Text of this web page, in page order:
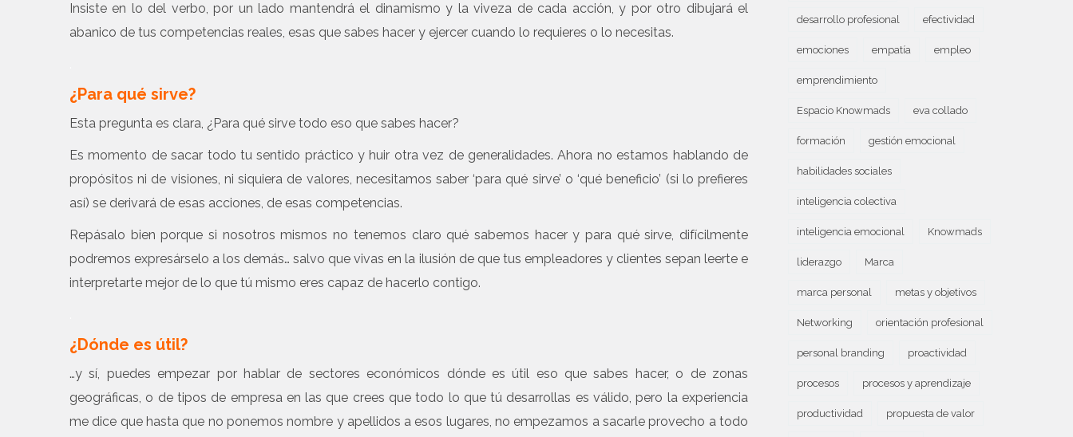
Insiste en lo del verbo, por un lado mantendrá el dinamismo y la viveza de cada acción, y por otro dibujará el
abanico de tus competencias reales, esas que sabes hacer y ejercer cuando lo requieres o lo necesitas.
¿Para qué sirve?
Esta pregunta es clara, ¿Para qué sirve todo eso que sabes hacer?
Es momento de sacar todo tu sentido práctico y huir otra vez de generalidades. Ahora no estamos hablando de
propósitos ni de visiones, ni siquiera de valores, necesitamos saber ‘para qué sirve’ o ‘qué beneficio’ (si lo prefieres
así) se derivará de esas acciones, de esas competencias.
Repásalo bien porque si nosotros mismos no tenemos claro qué sabemos hacer y para qué sirve, difícilmente
podremos expresárselo a los demás… salvo que vivas en la ilusión de que tus empleadores y clientes sepan leerte e
interpretarte mejor de lo que tú mismo eres capaz de hacerlo contigo.
¿Dónde es útil?
…y sí, puedes empezar por hablar de sectores económicos dónde es útil eso que sabes hacer, o de zonas
geográficas, o de tipos de empresa en las que crees que todo lo que tú desarrollas es válido, pero la experiencia
me dice que hasta que no ponemos nombre y apellidos a esos lugares, no empezamos a sacarle provecho a todo
desarrollo profesional efectividad
emociones empatía empleo
emprendimiento
Espacio Knowmads eva collado
formación gestión emocional
habilidades sociales
inteligencia colectiva
inteligencia emocional Knowmads
liderazgo Marca
marca personal metas y objetivos
Networking orientación profesional
personal branding proactividad
procesos procesos y aprendizaje
productividad propuesta de valor